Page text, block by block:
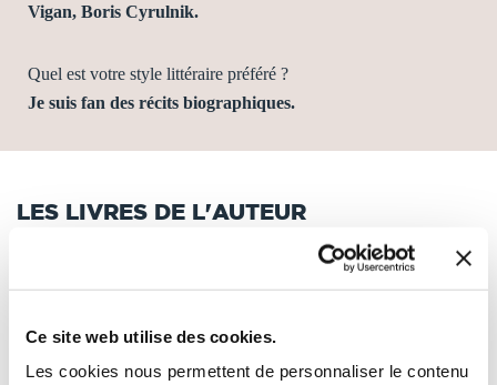
Ce site web utilise des cookies.
Les cookies nous permettent de personnaliser le contenu
Vigan, Boris Cyrulnik.
Quel est votre style littéraire préféré ?
Je suis fan des récits biographiques.
LES LIVRES DE L'AUTEUR
Tri